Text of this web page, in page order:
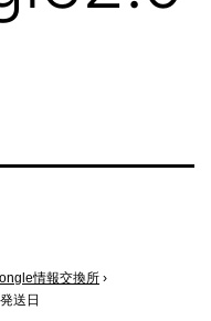
情報交換所 ›
送日